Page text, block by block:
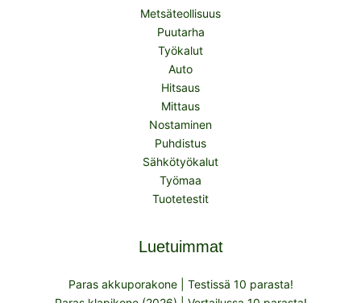
Metsäteollisuus
Puutarha
Työkalut
Auto
Hitsaus
Mittaus
Nostaminen
Puhdistus
Sähkötyökalut
Työmaa
Tuotetestit
Luetuimmat
Paras akkuporakone | Testissä 10 parasta!